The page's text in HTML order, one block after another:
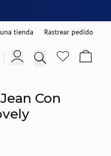
tienda Rastrear pedido
Con